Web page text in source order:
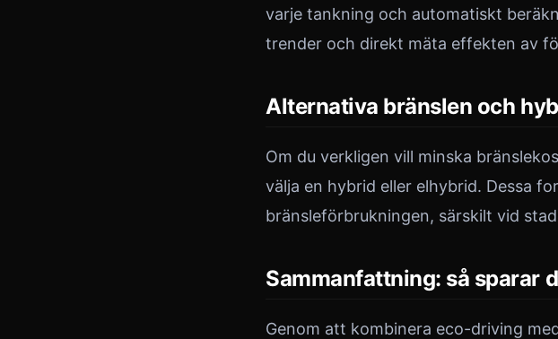
varje tankning och automatiskt
trender och direkt mäta effekten av
Alternativa bränslen och
Om du verkligen vill minska
välja en hybrid eller elhybrid. Dessa
bränsleförbrukningen, särskilt vid
Sammanfattning: så sparar
Genom att kombinera eco-driving